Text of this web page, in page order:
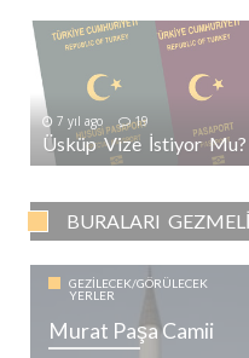
7 yıl ago 19
BURALARI
GEZILECEK/GÖRÜLECEK
YERLER
Murat Paşa Camii